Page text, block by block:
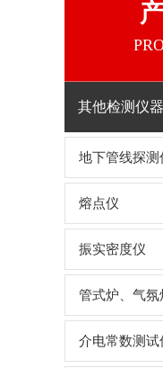
其他检测仪器
地下管线探测
熔点仪
振实密度仪
管式炉、气氛
介电常数测试